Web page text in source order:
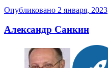
Опубликовано 2 января, 2023
Александр Санкин